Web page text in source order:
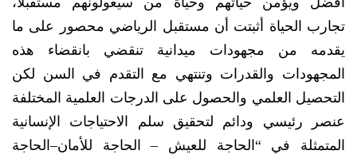
تجارب الحياة أثبتت أن مستقبل الرياضي محصور على ما
يقدمه من مجهودات ميدانية تنقضي بانقضاء هذه
المجهودات والقدرات وتنتهي مع التقدم في السن لكن
التحصيل العلمي والحصول على الدرجات العلمية المختلفة
عنصر رئيسي ودائم لتحقيق سلم الاحتياجات الإنسانية
المتمثلة في “الحاجة للعيش – الحاجة للأمان–الحاجة